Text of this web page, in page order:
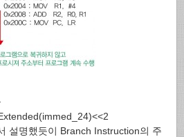
설명했듯이 Branch Instruction의 주